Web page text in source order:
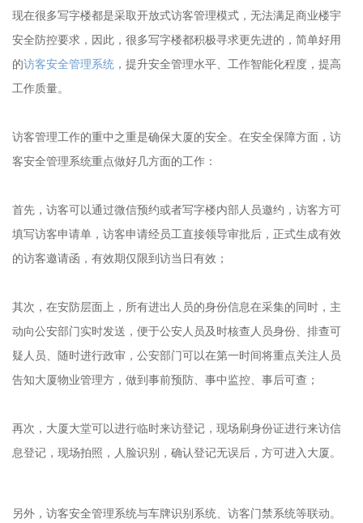
现在很多写字楼都是采取开放式访客管理模式，无法满足商业楼宇
安全防控要求，因此，很多写字楼都积极寻求更先进的，简单好用
的访客安全管理系统 ，提升安全管理水平、工作智能化程度，提高
工作质量。
访客管理工作的重中之重是确保大厦的安全。在安全保障方面，访
客安全管理系统重点做好几方面的工作：
首先，访客可以通过微信预约或者写字楼内部人员邀约，访客方可
填写访客申请单，访客申请经员工直接领导审批后，正式生成有效
的访客邀请函，有效期仅限到访当日有效；
其次，在安防层面上，所有进出人员的身份信息在采集的同时，主
动向公安部门实时发送，便于公安人员及时核查人员身份、排查可
疑人员、随时进行政审，公安部门可以在第一时间将重点关注人员
告知大厦物业管理方，做到事前预防、事中监控、事后可查；
再次，大厦大堂可以进行临时来访登记，现场刷身份证进行来访信
息登记，现场拍照，人脸识别，确认登记无误后，方可进入大厦。
另外，访客安全管理系统与车牌识别系统、访客门禁系统等联动。